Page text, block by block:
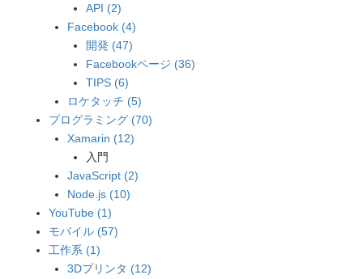
API (2)
Facebook (4)
開発 (47)
Facebookページ (36)
TIPS (6)
ロケタッチ (5)
プログラミング (70)
Xamarin (12)
入門
JavaScript (2)
Node.js (10)
YouTube (1)
モバイル (57)
工作系 (1)
3Dプリンタ (12)